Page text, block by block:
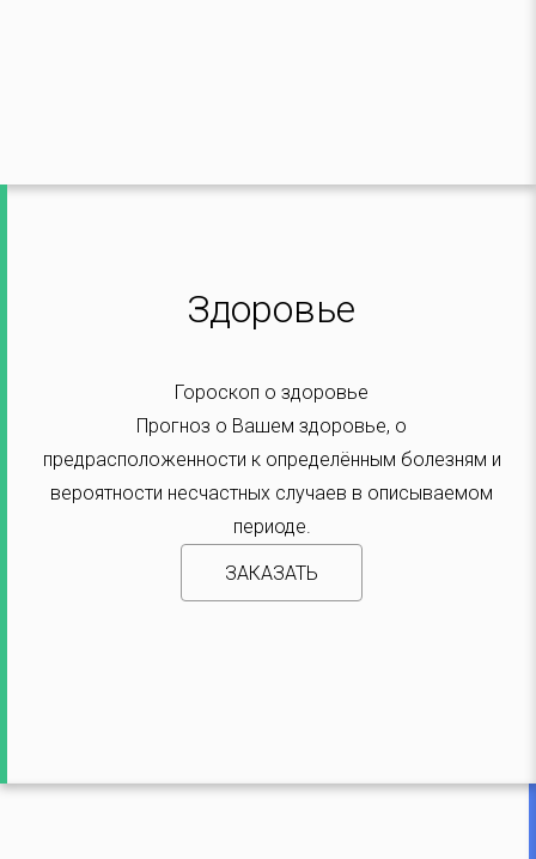
Здоровье
Гороскоп о здоровье
Прогноз о Вашем здоровье, о
предрасположенности к определённым болезням и
вероятности несчастных случаев в описываемом
периоде.
ЗАКАЗАТЬ